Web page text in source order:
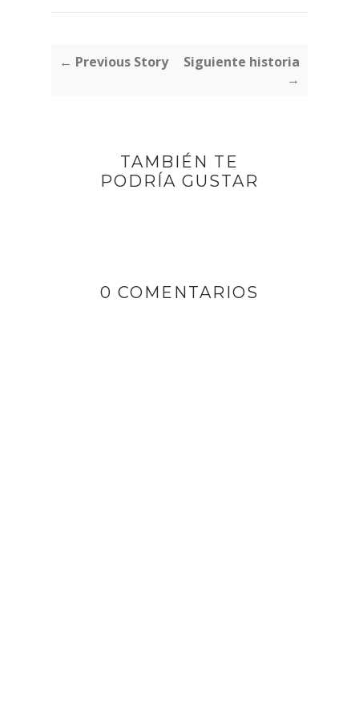
← Previous Story
Siguiente historia
→
TAMBIÉN TE
PODRÍA GUSTAR
0 COMENTARIOS